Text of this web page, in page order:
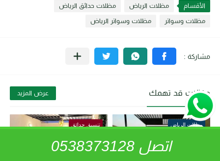
الأقسام مظلات الرياض مظلات حدائق الرياض
مظلات وسواتر مظلات وسواتر الرياض
مقالات قد تهمك عرض المزيد
مظلات الرياض تنسيق حدائق
اتصل 0538373128